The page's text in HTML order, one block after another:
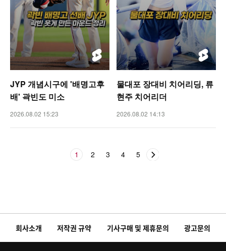
JYP 개념시구에 '배명고후
배' 곽빈도 미소
2026.08.02 15:23
물대포 장대비 치어리딩, 류
현주 치어리더
2026.08.02 14:13
1 2 3 4 5
회사소개 저작권 규약 기사구매 및 제휴문의 광고문의